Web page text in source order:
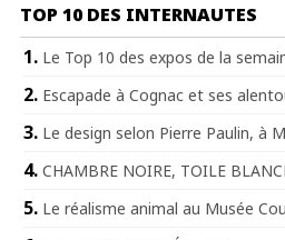
TOP 10 DES INTERNAUTES
Le Top 10 des expos de la
Escapade à Cognac et ses
Le design selon Pierre Paulin, à
CHAMBRE NOIRE, TOILE
Le réalisme animal au Musée